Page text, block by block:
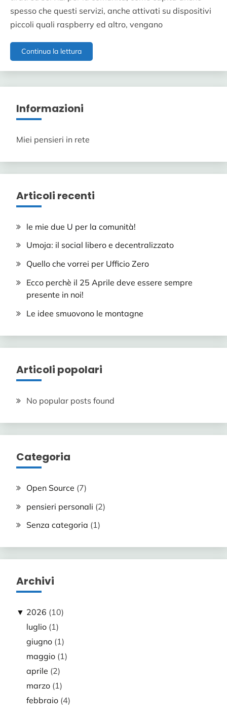
spesso che questi servizi, anche attivati su dispositivi
piccoli quali raspberry ed altro, vengano
Continua la letturaLa
professionalità
nei
Source
Informazioni
Miei pensieri in rete
Articoli recenti
le mie due U per la comunità!
Umoja: il social libero e decentralizzato
Quello che vorrei per Ufficio Zero
Ecco perchè il 25 Aprile deve essere sempre
presente in noi!
Le idee smuovono le montagne
Articoli popolari
No popular posts found
Categoria
Open Source (7)
pensieri personali (2)
Senza categoria (1)
Archivi
▼ 2026 (10)
luglio (1)
giugno (1)
maggio (1)
aprile (2)
marzo (1)
febbraio (4)